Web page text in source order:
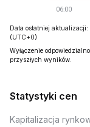
Data ostatniej
(UTC+0)
Wyłączenie
przyszłych wyników.
Statystyki cen
Kapitalizacja